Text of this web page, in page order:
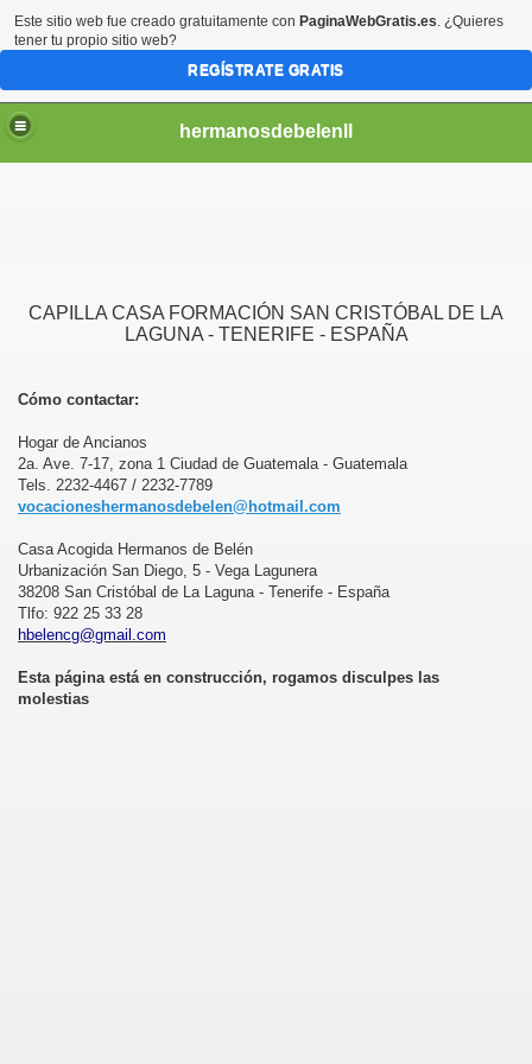
hermanosdebelenll
CAPILLA CASA FORMACIÓN SAN CRISTÓBAL DE LA
LAGUNA - TENERIFE - ESPAÑA
Cómo contactar:
Hogar de Ancianos
2a. Ave. 7-17, zona 1 Ciudad de Guatemala - Guatemala
Tels. 2232-4467 / 2232-7789
vocacioneshermanosdebelen@hotmail.com
Casa Acogida Hermanos de Belén
Urbanización San Diego, 5 - Vega Lagunera
38208 San Cristóbal de La Laguna - Tenerife - España
Tlfo: 922 25 33 28
hbelencg@gmail.com
Esta página está en construcción, rogamos disculpes las
molestias
Este sitio web fue creado gratuitamente con PaginaWebGratis.es. ¿Quieres
tener tu propio sitio web?
REGÍSTRATE GRATIS